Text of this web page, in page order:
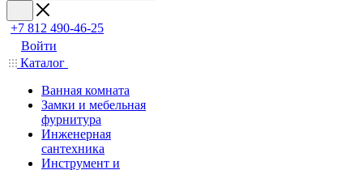
+7 812 490-46-25
Войти
Каталог
Ванная комната
Замки и мебельная
фурнитура
Инженерная
сантехника
Инструмент и